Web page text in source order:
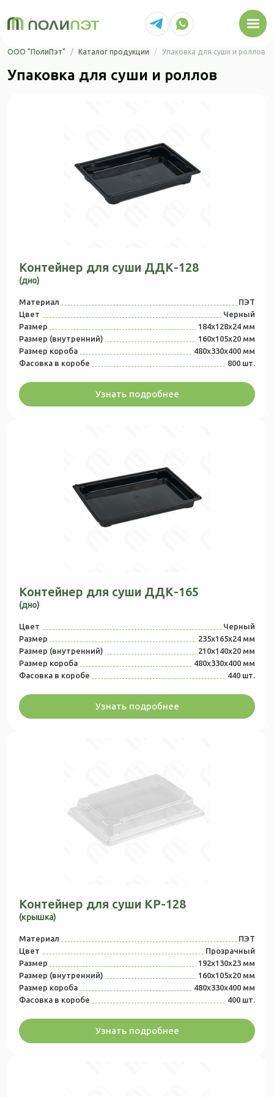
ООО "ПолиПэт" Каталог продукции Упаковка для суши и роллов
Упаковка для суши и роллов
Контейнер для суши ДДК-128
(дно)
Материал
ПЭТ
Цвет
Черный
Размер
184х128х24 мм
Размер (внутренний)
160х105х20 мм
Размер короба
480x330x400 мм
Фасовка в коробе
800 шт.
Узнать подробнее
Контейнер для суши ДДК-165
(дно)
Цвет
Черный
Размер
235х165х24 мм
Размер (внутренний)
210х140х20 мм
Размер короба
480x330x400 мм
Фасовка в коробе
440 шт.
Узнать подробнее
Контейнер для суши КР-128
(крышка)
Материал
ПЭТ
Цвет
Прозрачный
Размер
192х130х23 мм
Размер (внутренний)
160х105х20 мм
Размер короба
480x330x400 мм
Фасовка в коробе
400 шт.
Узнать подробнее